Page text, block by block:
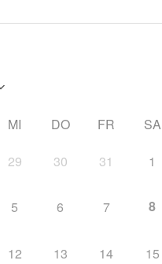
MI DO FR SA
29 30 31 1
5 6 7 8
12 13 14 15